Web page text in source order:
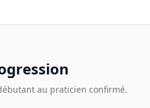
au praticien confirmé.